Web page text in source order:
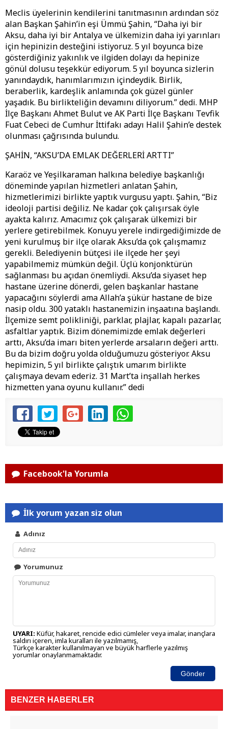
Meclis üyelerinin kendilerini tanıtmasının ardından söz
alan Başkan Şahin’in eşi Ümmü Şahin, “Daha iyi bir
Aksu, daha iyi bir Antalya ve ülkemizin daha iyi yarınları
için hepinizin desteğini istiyoruz. 5 yıl boyunca bize
gösterdiğiniz yakınlık ve ilgiden dolayı da hepinize
gönül dolusu teşekkür ediyorum. 5 yıl boyunca sizlerin
yanındaydık, hanımlarımızın içindeydik. Birlik,
beraberlik, kardeşlik anlamında çok güzel günler
yaşadık. Bu birlikteliğin devamını diliyorum.” dedi. MHP
İlçe Başkanı Ahmet Bulut ve AK Parti İlçe Başkanı Tevfik
Fuat Cebeci de Cumhur İttifakı adayı Halil Şahin’e destek
olunması çağrısında bulundu.
ŞAHİN, “AKSU’DA EMLAK DEĞERLERİ ARTTI”
Karaöz ve Yeşilkaraman halkına belediye başkanlığı
döneminde yapılan hizmetleri anlatan Şahin,
hizmetlerimizi birlikte yaptık vurgusu yaptı. Şahin, “Biz
ideoloji partisi değiliz. Ne kadar çok çalışırsak öyle
ayakta kalırız. Amacımız çok çalışarak ülkemizi bir
yerlere getirebilmek. Konuyu yerele indirgediğimizde de
yeni kurulmuş bir ilçe olarak Aksu’da çok çalışmamız
gerekli. Belediyenin bütçesi ile ilçede her şeyi
yapabilmemiz mümkün değil. Üçlü konjonktürün
sağlanması bu açıdan önemliydi. Aksu’da siyaset hep
hastane üzerine dönerdi, gelen başkanlar hastane
yapacağını söylerdi ama Allah’a şükür hastane de bize
nasip oldu. 300 yataklı hastanemizin inşaatına başlandı.
İlçemize semt polikliniği, parklar, plajlar, kapalı pazarlar,
asfaltlar yaptık. Bizim dönemimizde emlak değerleri
arttı, Aksu’da imarı biten yerlerde arsaların değeri arttı.
Bu da bizim doğru yolda olduğumuzu gösteriyor. Aksu
hepimizin, 5 yıl birlikte çalıştık umarım birlikte
çalışmaya devam ederiz. 31 Mart’ta inşallah herkes
hizmetten yana oyunu kullanır.” dedi
Facebook'la Yorumla
İlk yorum yazan siz olun
Adınız
Yorumunuz
UYARI: Küfür, hakaret, rencide edici cümleler veya imalar, inançlara
saldırı içeren, imla kuralları ile yazılmamış,
Türkçe karakter kullanılmayan ve büyük harflerle yazılmış
yorumlar onaylanmamaktadır.
Gönder
BENZER HABERLER